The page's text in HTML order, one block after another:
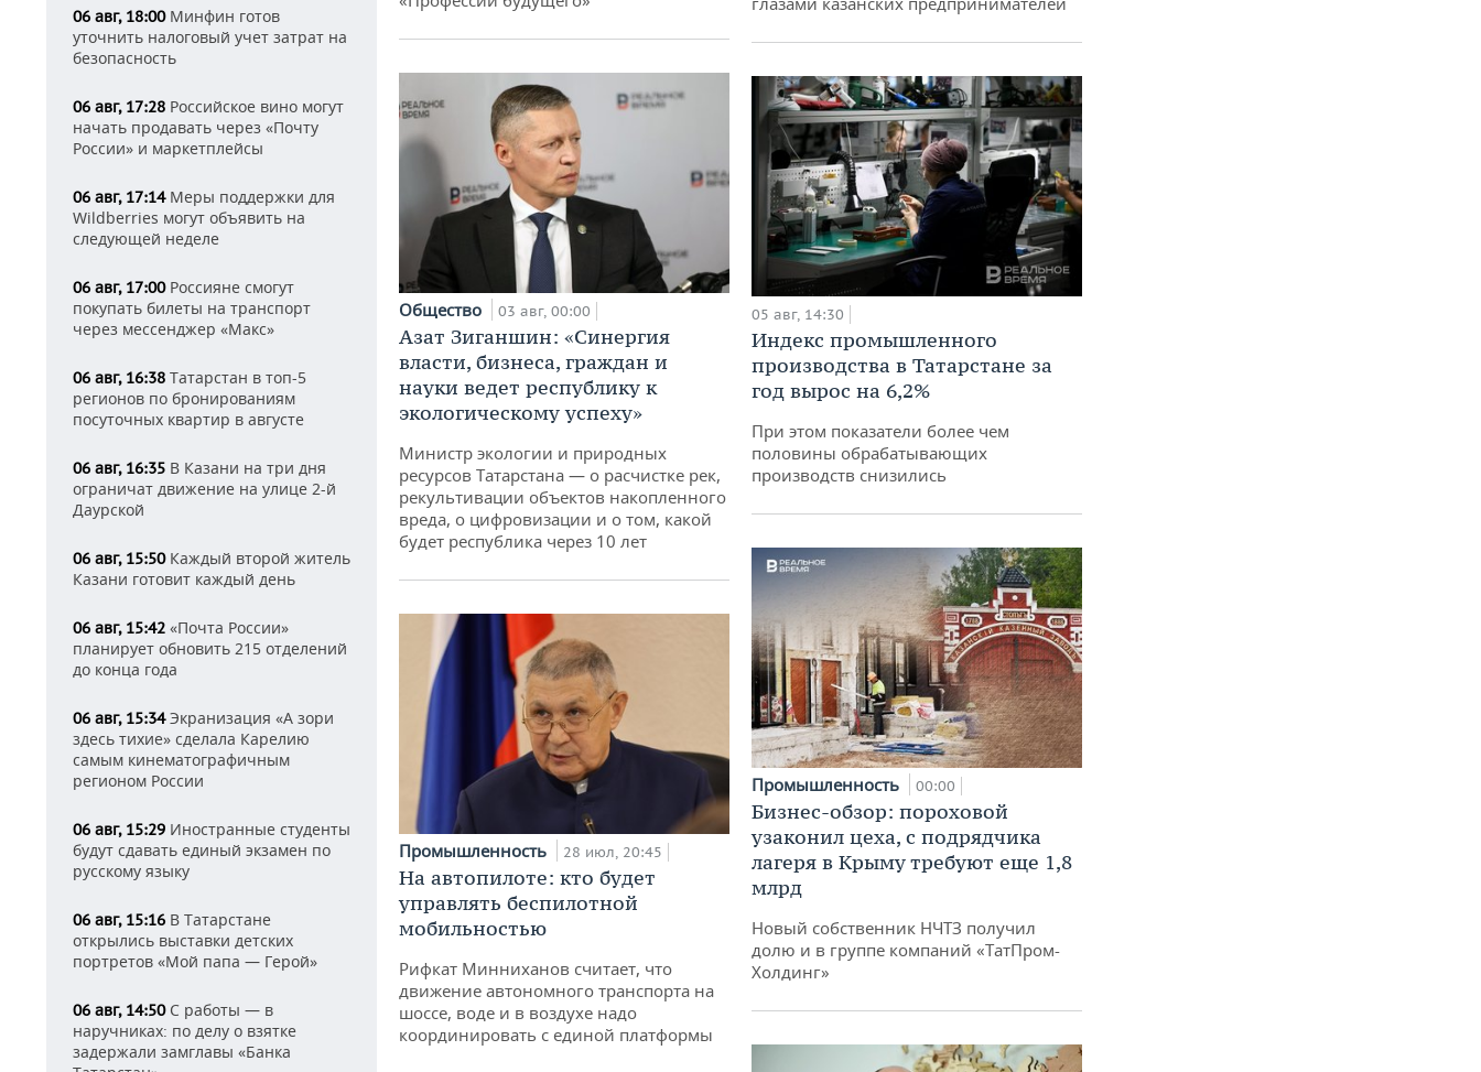
06 авг, 18:00Минфин готов
уточнить налоговый учет затрат на
безопасность
06 авг, 17:28 Российское вино могут
начать продавать через «Почту
России» и маркетплейсы
06 авг, 17:14Меры поддержки для
Wildberries могут объявить на
следующей неделе
06 авг, 17:00Россияне смогут
покупать билеты на транспорт
через мессенджер «Макс»
06 авг, 16:38 Татарстан в топ-5
регионов по бронированиям
посуточных квартир в августе
06 авг, 16:35 В Казани на три дня
ограничат движение на улице 2-й
Даурской
06 авг, 15:50Каждый второй житель
Казани готовит каждый день
06 авг, 15:42 «Почта России»
планирует обновить 215 отделений
до конца года
06 авг, 15:34Экранизация «А зори
здесь тихие» сделала Карелию
самым кинематографичным
регионом России
06 авг, 15:29 Иностранные студенты
будут сдавать единый экзамен по
русскому языку
06 авг, 15:16 В Татарстане
открылись выставки детских
портретов «Мой папа — Герой»
06 авг, 14:50С работы — в
наручниках: по делу о взятке
задержали замглавы «Банка
Общество 03 авг, 00:00
Азат Зиганшин: «Синергия
власти, бизнеса, граждан и
науки ведет республику к
экологическому успеху»
Министр экологии и природных
ресурсов Татарстана — о расчистке рек,
рекультивации объектов накопленного
вреда, о цифровизации и о том, какой
будет республика через 10 лет
Промышленность 28 июл, 20:45
На автопилоте: кто будет
управлять беспилотной
мобильностью
Рифкат Минниханов считает, что
движение автономного транспорта на
шоссе, воде и в воздухе надо
координировать с единой платформы
05 авг, 14:30
Индекс промышленного
производства в Татарстане за
год вырос на 6,2%
При этом показатели более чем
половины обрабатывающих
производств снизились
Промышленность 00:00
Бизнес-обзор: пороховой
узаконил цеха, с подрядчика
лагеря в Крыму требуют еще 1,8
млрд
Новый собственник НЧТЗ получил
долю и в группе компаний «ТатПром-
Холдинг»